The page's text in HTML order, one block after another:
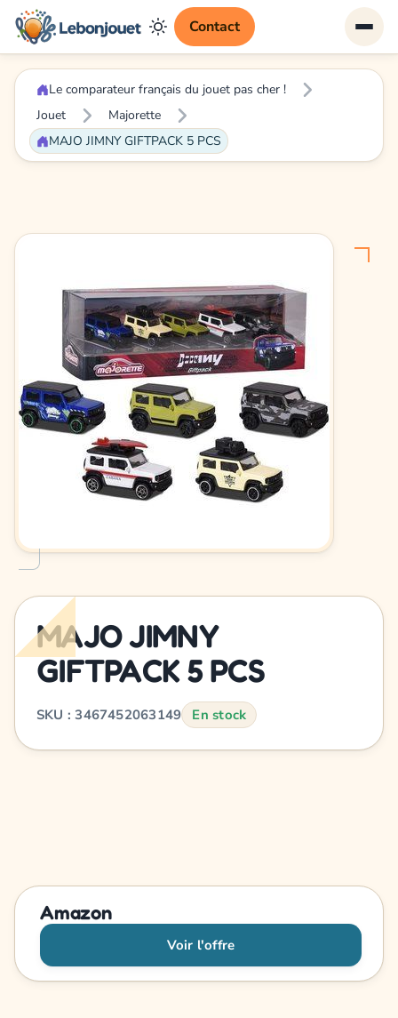
Contact
Le comparateur français du jouet pas cher !
Jouet
Majorette
MAJO JIMNY GIFTPACK 5 PCS
MAJO JIMNY
GIFTPACK 5 PCS
SKU : 3467452063149 En stock
Amazon
Voir l'offre